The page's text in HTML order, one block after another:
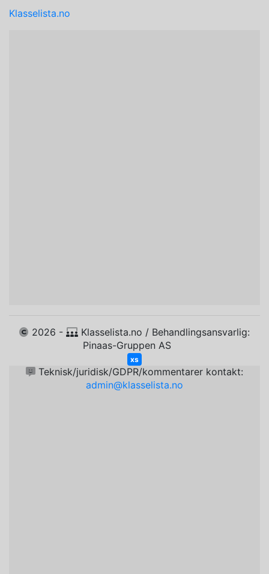
Klasselista.no
2026 -
Klasselista.no / Behandlingsansvarlig:
Pinaas-Gruppen AS
xs
Teknisk/juridisk/GDPR/kommentarer kontakt:
admin@klasselista.no